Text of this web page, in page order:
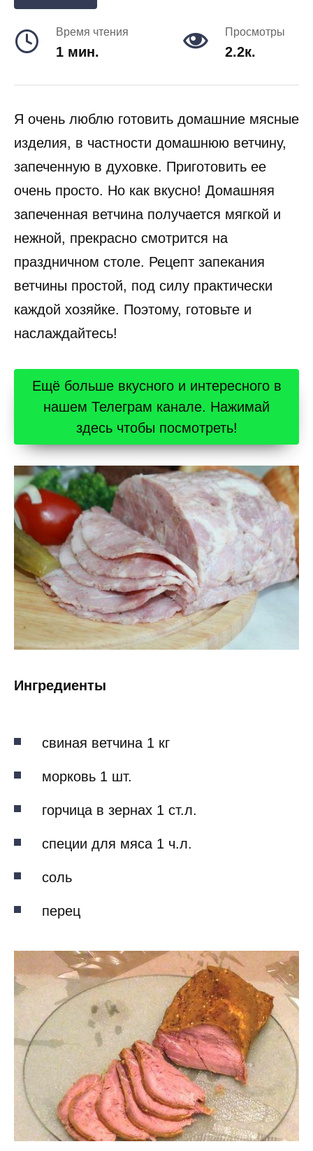
Время чтения
1 мин.
Просмотры
2.2к.
Я очень люблю готовить домашние мясные
изделия, в частности домашнюю ветчину,
запеченную в духовке. Приготовить ее
очень просто. Но как вкусно! Домашняя
запеченная ветчина получается мягкой и
нежной, прекрасно смотрится на
праздничном столе. Рецепт запекания
ветчины простой, под силу практически
каждой хозяйке. Поэтому, готовьте и
наслаждайтесь!
Ещё больше вкусного и интересного в
нашем Телеграм канале. Нажимай
здесь чтобы посмотреть!
Ингредиенты
свиная ветчина 1 кг
морковь 1 шт.
горчица в зернах 1 ст.л.
специи для мяса 1 ч.л.
соль
перец